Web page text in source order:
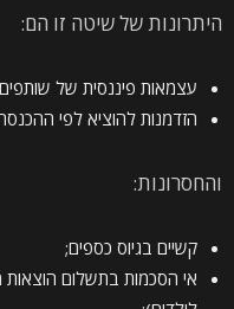
היתרונות של שיטה זו הם:
עצמאות פיננסית של
הזדמנות להוציא לפי
והחסרונות:
קשיים בגיוס כספים;
אי הסכמות בתשלום הוצאות